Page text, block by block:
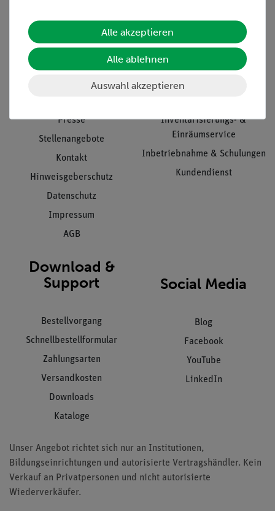
Informationen
Unternehmen
Presse
Stellenangebote
Kontakt
Hinweisgeberschutz
Datenschutz
Impressum
AGB
Service
Übersicht Service
Inventarisierungs- &
Einräumservice
Inbetriebnahme & Schulungen
Kundendienst
Download &
Support
Bestellvorgang
Schnellbestellformular
Zahlungsarten
Versandkosten
Downloads
Kataloge
Social Media
Blog
Facebook
YouTube
LinkedIn
Unser Angebot richtet sich nur an Institutionen,
Bildungseinrichtungen und autorisierte Vertragshändler. Kein
Verkauf an Privatpersonen und nicht autorisierte
Wiederverkäufer.
Alle akzeptieren
Alle ablehnen
Auswahl akzeptieren